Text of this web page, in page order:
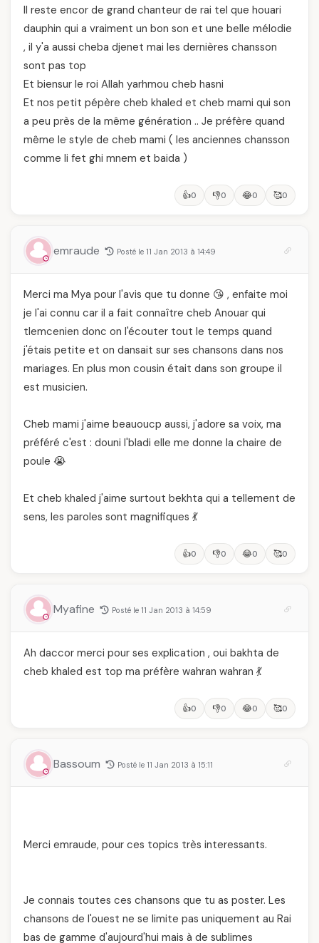
Il reste encor de grand chanteur de rai tel que houari
dauphin qui a vraiment un bon son et une belle mélodie
, il y'a aussi cheba djenet mai les dernières chansson
sont pas top
Et biensur le roi Allah yarhmou cheb hasni
Et nos petit pépère cheb khaled et cheb mami qui son
a peu près de la même génération .. Je préfère quand
même le style de cheb mami ( les anciennes chansson
comme li fet ghi mnem et baida )
👍0 👎0 😂0 🥰0
emraude Posté le 11 Jan 2013 à 14:49
Merci ma Mya pour l'avis que tu donne 😘 , enfaite moi
je l'ai connu car il a fait connaître cheb Anouar qui
tlemcenien donc on l'écouter tout le temps quand
j'étais petite et on dansait sur ses chansons dans nos
mariages. En plus mon cousin était dans son groupe il
est musicien.
Cheb mami j'aime beauoucp aussi, j'adore sa voix, ma
préféré c'est : douni l'bladi elle me donne la chaire de
poule 😭
Et cheb khaled j'aime surtout bekhta qui a tellement de
sens, les paroles sont magnifiques 💃
👍0 👎0 😂0 🥰0
Myafine Posté le 11 Jan 2013 à 14:59
Ah daccor merci pour ses explication , oui bakhta de
cheb khaled est top ma préfère wahran wahran 💃
👍0 👎0 😂0 🥰0
Bassoum Posté le 11 Jan 2013 à 15:11
Merci emraude, pour ces topics très interessants.
Je connais toutes ces chansons que tu as poster. Les
chansons de l'ouest ne se limite pas uniquement au Rai
bas de gamme d'aujourd'hui mais à de sublimes